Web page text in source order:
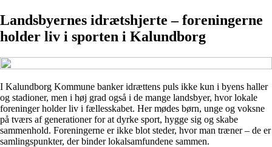
Landsbyernes idrætshjerte – foreningerne
holder liv i sporten i Kalundborg
I Kalundborg Kommune banker idrættens puls ikke kun i byens haller
og stadioner, men i høj grad også i de mange landsbyer, hvor lokale
foreninger holder liv i fællesskabet. Her mødes børn, unge og voksne
på tværs af generationer for at dyrke sport, hygge sig og skabe
sammenhold. Foreningerne er ikke blot steder, hvor man træner – de er
samlingspunkter, der binder lokalsamfundene sammen.